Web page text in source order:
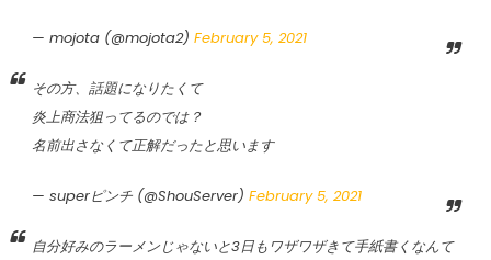
— mojota (@mojota2) February 5, 2021
その方、話題になりたくて
炎上商法狙ってるのでは？
名前出さなくて正解だったと思います
— superピンチ (@ShouServer) February 5, 2021
自分好みのラーメンじゃないと3日もワザワザきて手紙書くなんて